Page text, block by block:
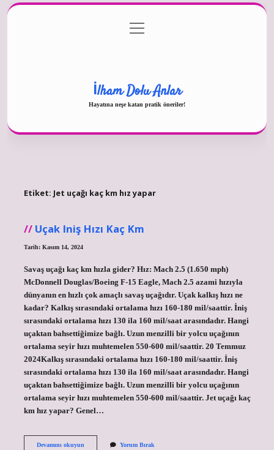
Gizlilik Politikası
menüyü
aç
İlham Dolu Anlar
Hayatına neşe katan pratik öneriler!
Etiket: Jet uçağı kaç km hız yapar
Uçak Iniş Hızı Kaç Km
Tarih: Kasım 14, 2024
Savaş uçağı kaç km hızla gider? Hız: Mach 2.5 (1.650 mph)
McDonnell Douglas/Boeing F-15 Eagle, Mach 2.5 azami hızıyla
dünyanın en hızlı çok amaçlı savaş uçağıdır. Uçak kalkış hızı ne
kadar? Kalkış sırasındaki ortalama hızı 160-180 mil/saattir. İniş
sırasındaki ortalama hızı 130 ila 160 mil/saat arasındadır. Hangi
uçaktan bahsettiğimize bağlı. Uzun menzilli bir yolcu uçağının
ortalama seyir hızı muhtemelen 550-600 mil/saattir. 20 Temmuz
2024Kalkış sırasındaki ortalama hızı 160-180 mil/saattir. İniş
sırasındaki ortalama hızı 130 ila 160 mil/saat arasındadır. Hangi
uçaktan bahsettiğimize bağlı. Uzun menzilli bir yolcu uçağının
ortalama seyir hızı muhtemelen 550-600 mil/saattir. Jet uçağı kaç
km hız yapar? Genel…
Devamını okuyunUçak
Yorum Bırak